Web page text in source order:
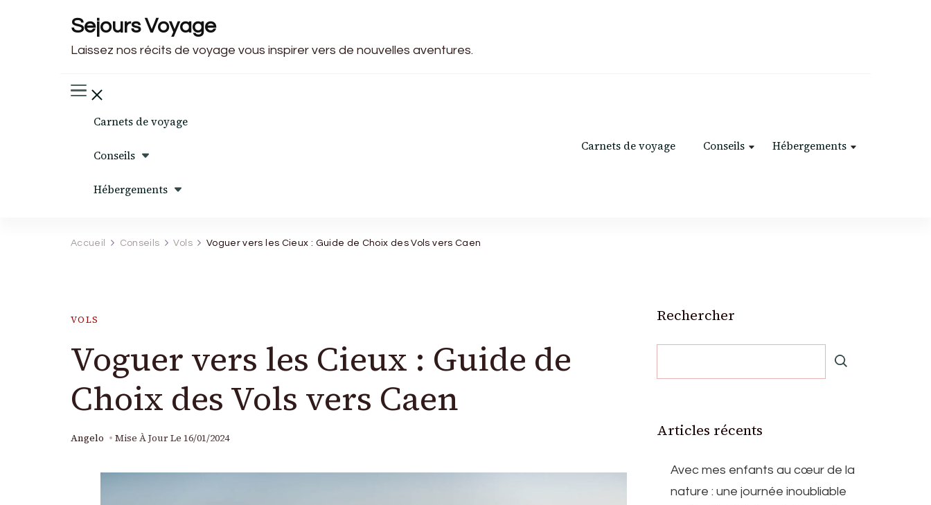
Sejours Voyage
Laissez nos récits de voyage vous inspirer vers de nouvelles aventures.
Carnets de voyage
Conseils
Hébergements
Carnets de voyage Conseils Hébergements
Accueil Conseils Vols Voguer vers les Cieux : Guide de Choix des Vols vers Caen
VOLS
Voguer vers les Cieux : Guide de
Choix des Vols vers Caen
Angelo Mise À Jour Le 16/01/2024
Rechercher
Articles récents
Avec mes enfants au cœur de la
nature : une journée inoubliable